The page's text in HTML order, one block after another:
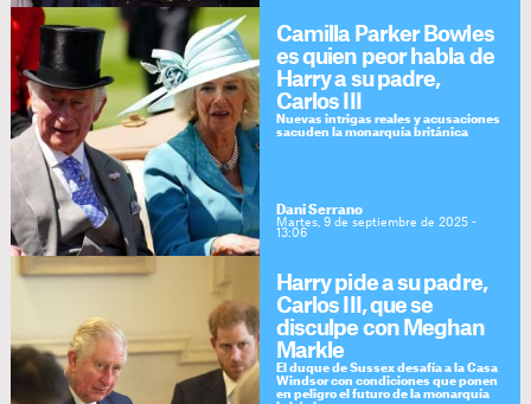
Camilla Parker Bowles
es quien peor habla de
Harry a su padre,
Carlos III
Nuevas intrigas reales y acusaciones
sacuden la monarquía británica
Dani Serrano
Martes, 9 de septiembre de 2025 -
13:06
Harry pide a su padre,
Carlos III, que se
disculpe con Meghan
Markle
El duque de Sussex desafía a la Casa
Windsor con condiciones que ponen
en peligro el futuro de la monarquía